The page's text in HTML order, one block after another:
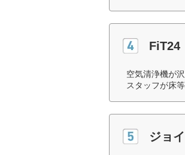
FiT24
空気清浄機が
スタッフが床
ジョ